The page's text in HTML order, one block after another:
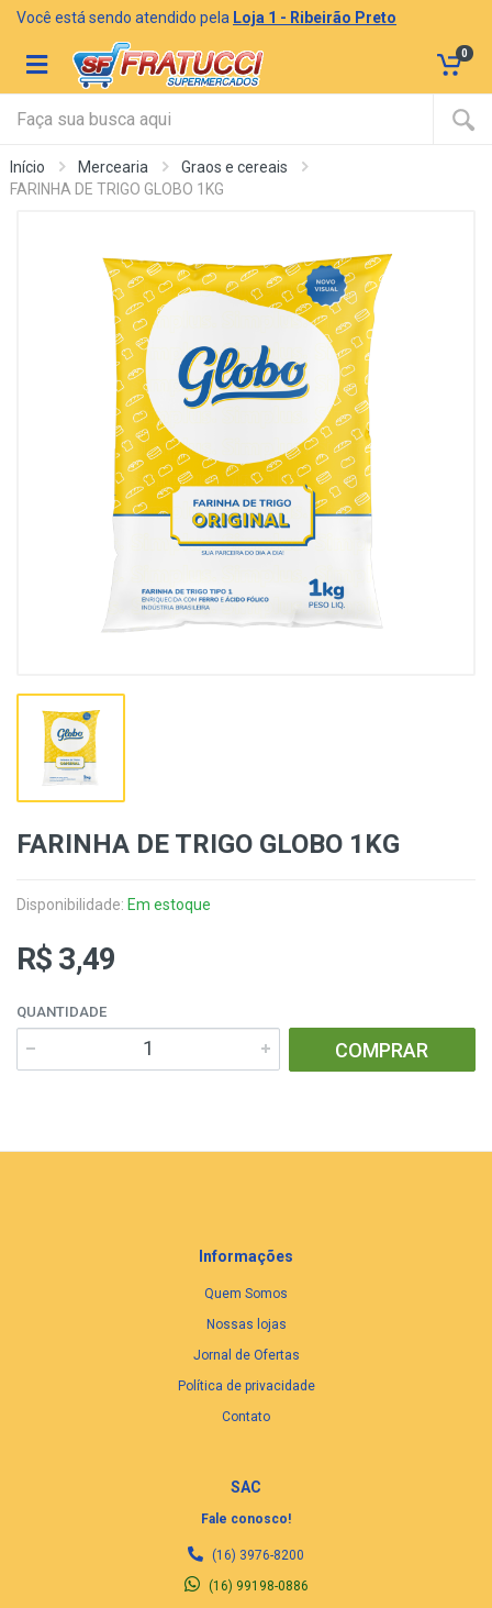
Você está sendo atendido pela Loja 1 - Ribeirão Preto
0
Início Mercearia
Graos e cereais
FARINHA DE TRIGO GLOBO 1KG
FARINHA DE TRIGO GLOBO 1KG
Disponibilidade: Em estoque
R$ 3,49
QUANTIDADE
COMPRAR
Informações
Quem Somos
Nossas lojas
Jornal de Ofertas
Política de privacidade
Contato
SAC
Fale conosco!
(16) 3976-8200
(16) 99198-0886